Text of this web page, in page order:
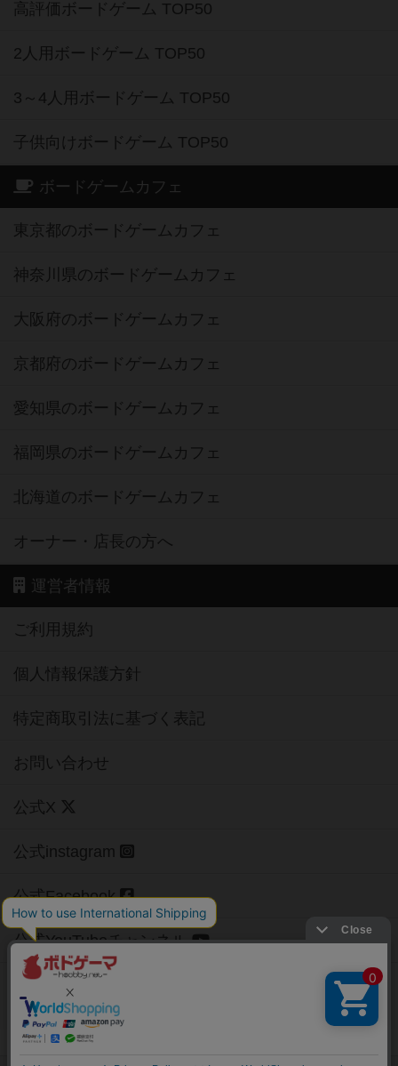
高評価ボードゲーム TOP50
2人用ボードゲーム TOP50
3～4人用ボードゲーム TOP50
子供向けボードゲーム TOP50
ボードゲームカフェ
東京都のボードゲームカフェ
神奈川県のボードゲームカフェ
大阪府のボードゲームカフェ
京都府のボードゲームカフェ
愛知県のボードゲームカフェ
福岡県のボードゲームカフェ
北海道のボードゲームカフェ
オーナー・店長の方へ
運営者情報
ご利用規約
個人情報保護方針
特定商取引法に基づく表記
お問い合わせ
公式X
公式instagram
公式Facebook
公式YouTubeチャンネル